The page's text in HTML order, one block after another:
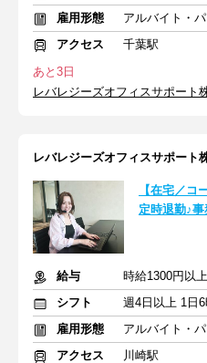
雇用形態
アルバイト・パ
アクセス
千葉駅
あと3日
レバレジーズオフィスサポート
レバレジーズオフィスサポート
【在宅／
定時退勤♪
給与
時給1300円以上
シフト
週4日以上 1日
雇用形態
アルバイト・パ
アクセス
川崎駅